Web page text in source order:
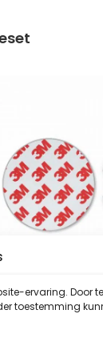
ervaring. Door
toestemming
SAVS